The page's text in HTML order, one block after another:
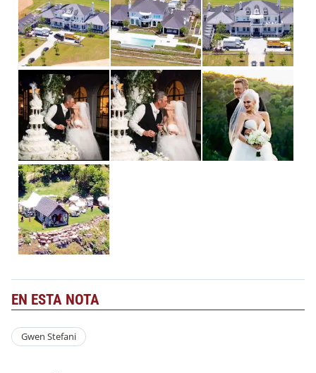
EN ESTA NOTA
Gwen Stefani